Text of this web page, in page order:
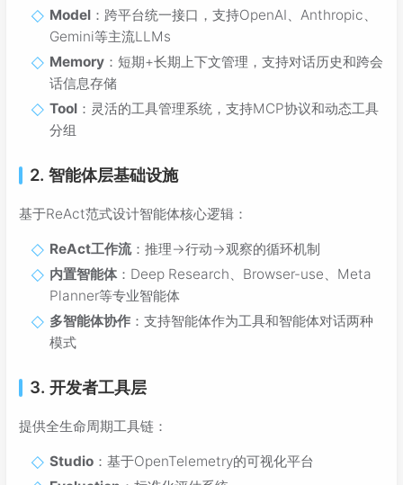
Model ：跨平台统一接口，支持OpenAI、Anthropic、
Gemini等主流LLMs
Memory ：短期+长期上下文管理，支持对话历史和跨会
话信息存储
Tool ：灵活的工具管理系统，支持MCP协议和动态工具
分组
2. 智能体层基础设施
基于ReAct范式设计智能体核心逻辑：
ReAct工作流：推理→行动→观察的循环机制
内置智能体：Deep Research、Browser-use、Meta
Planner等专业智能体
多智能体协作 ：支持智能体作为工具和智能体对话两种
模式
3. 开发者工具层
提供全生命周期工具链：
Studio ：基于OpenTelemetry的可视化平台